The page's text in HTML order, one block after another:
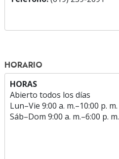
HORARIO
HORAS
Abierto todos los días
Lun–Vie 9:00 a. m.–10:00 p. m.
Sáb–Dom 9:00 a. m.–6:00 p. m.